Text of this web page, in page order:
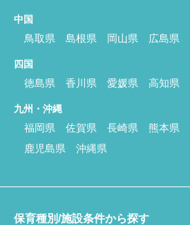
中国
鳥取県 島根県 岡山県 広島県
四国
徳島県 香川県 愛媛県 高知県
九州・沖縄
福岡県 佐賀県 長崎県 熊本県
鹿児島県
沖縄県
保育種別/施設条件から探す